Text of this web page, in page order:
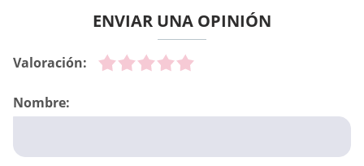
ENVIAR UNA OPINIÓN
Valoración:
Nombre: